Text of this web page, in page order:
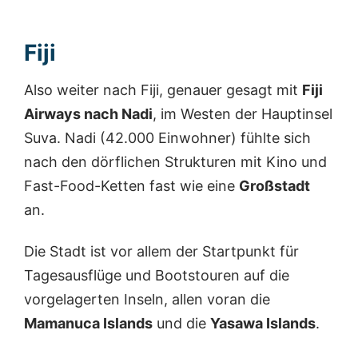
Fiji
Also weiter nach Fiji, genauer gesagt mit Fiji
Airways nach Nadi, im Westen der Hauptinsel
Suva. Nadi (42.000 Einwohner) fühlte sich
nach den dörflichen Strukturen mit Kino und
Fast-Food-Ketten fast wie eine Großstadt
an.
Die Stadt ist vor allem der Startpunkt für
Tagesausflüge und Bootstouren auf die
vorgelagerten Inseln, allen voran die
Mamanuca Islands und die Yasawa Islands.